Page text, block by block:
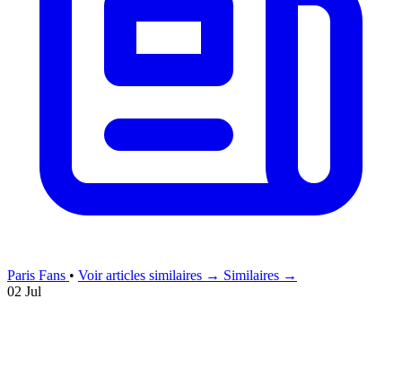
Paris Fans • Voir articles similaires → Similaires →
02 Jul